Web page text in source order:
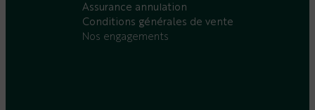
Assurance annulation
Conditions générales de vente
Nos engagements